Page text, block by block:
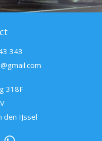
343
318F
den IJssel